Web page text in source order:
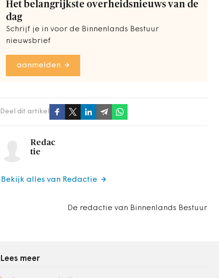
Het belangrijkste overheidsnieuws van de
dag
Schrijf je in voor de Binnenlands Bestuur
nieuwsbrief
aanmelden
Deel dit artikel
Redac
tie
De redactie van Binnenlands Bestuur
Bekijk alles van Redactie
Lees meer